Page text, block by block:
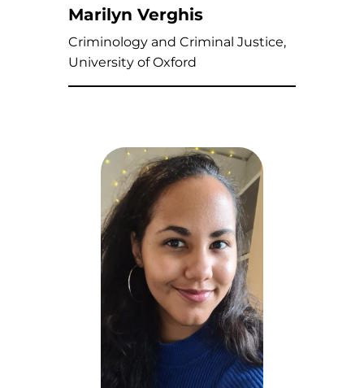
Marilyn Verghis
Criminology and Criminal Justice,
University of Oxford